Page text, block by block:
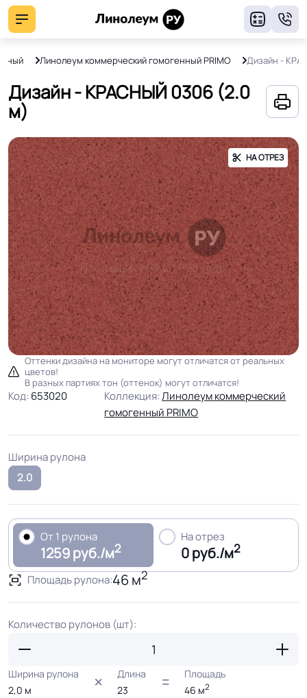
Линолеум коммерческий гомогенный PRIMO Дизайн -
Дизайн - КРАСНЫЙ 0306 (2.0
м)
НА ОТРЕЗ
Оттенки дизайна на мониторе могут отличатся от реальных
цветов!
В разных партиях тон (оттенок) могут отличатся!
Код: 653020 Коллекция:Линолеум коммерческий
гомогенный PRIMO
Ширина рулона
2.0
От 1 рулона
1259 руб./м2
На отрез
0 руб./м2
Площадь рулона:46 м2
Количество рулонов (шт):
Ширина рулона
2,0 м
Длина
23
Площадь
46 м2